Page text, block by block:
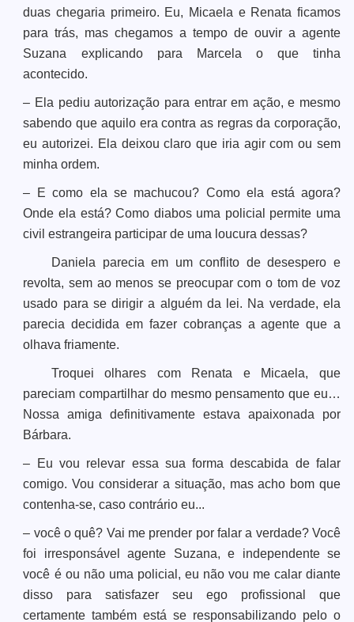
duas chegaria primeiro. Eu, Micaela e Renata ficamos
para trás, mas chegamos a tempo de ouvir a agente
Suzana explicando para Marcela o que tinha
acontecido.
– Ela pediu autorização para entrar em ação, e mesmo
sabendo que aquilo era contra as regras da corporação,
eu autorizei. Ela deixou claro que iria agir com ou sem
minha ordem.
– E como ela se machucou? Como ela está agora?
Onde ela está? Como diabos uma policial permite uma
civil estrangeira participar de uma loucura dessas?
Daniela parecia em um conflito de desespero e
revolta, sem ao menos se preocupar com o tom de voz
usado para se dirigir a alguém da lei. Na verdade, ela
parecia decidida em fazer cobranças a agente que a
olhava friamente.
Troquei olhares com Renata e Micaela, que
pareciam compartilhar do mesmo pensamento que eu…
Nossa amiga definitivamente estava apaixonada por
Bárbara.
– Eu vou relevar essa sua forma descabida de falar
comigo. Vou considerar a situação, mas acho bom que
contenha-se, caso contrário eu...
– você o quê? Vai me prender por falar a verdade? Você
foi irresponsável agente Suzana, e independente se
você é ou não uma policial, eu não vou me calar diante
disso para satisfazer seu ego profissional que
certamente também está se responsabilizando pelo o